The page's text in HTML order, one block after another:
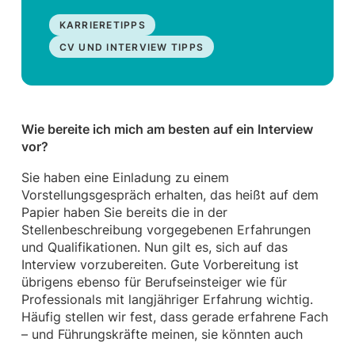
KARRIERETIPPS
CV UND INTERVIEW TIPPS
Wie bereite ich mich am besten auf ein Interview
vor?
Sie haben eine Einladung zu einem
Vorstellungsgespräch erhalten, das heißt auf dem
Papier haben Sie bereits die in der
Stellenbeschreibung vorgegebenen Erfahrungen
und Qualifikationen. Nun gilt es, sich auf das
Interview vorzubereiten. Gute Vorbereitung ist
übrigens ebenso für Berufseinsteiger wie für
Professionals mit langjähriger Erfahrung wichtig.
Häufig stellen wir fest, dass gerade erfahrene Fach
– und Führungskräfte meinen, sie könnten auch